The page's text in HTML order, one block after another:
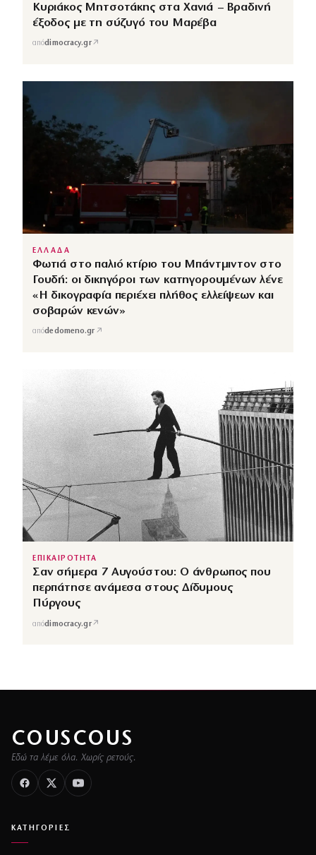
Κυριάκος Μητσοτάκης στα Χανιά – Βραδινή
έξοδος με τη σύζυγό του Μαρέβα
απόdimocracy.gr↗
ΕΛΛΑΔΑ
Φωτιά στο παλιό κτίριο του Μπάντμιντον στο
Γουδή: οι δικηγόροι των κατηγορουμένων λένε
«Η δικογραφία περιέχει πλήθος ελλείψεων και
σοβαρών κενών»
απόdedomeno.gr ↗
ΕΠΙΚΑΙΡΟΤΗΤΑ
Σαν σήμερα 7 Αυγούστου: Ο άνθρωπος που
περπάτησε ανάμεσα στους Δίδυμους
Πύργους
απόdimocracy.gr↗
COUSCOUS
Εδώ τα λέμε όλα. Χωρίς ρετούς.
ΚΑΤΗΓΟΡΙΕΣ